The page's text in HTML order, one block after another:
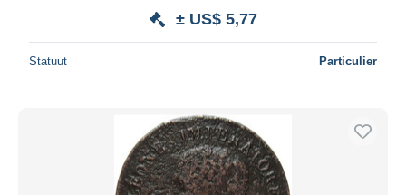
± US$ 5,77
Statuut Particulier